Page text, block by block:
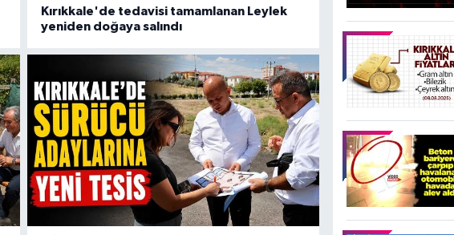
Kırıkkale'de tedavisi tamamlanan Leylek
yeniden doğaya salındı